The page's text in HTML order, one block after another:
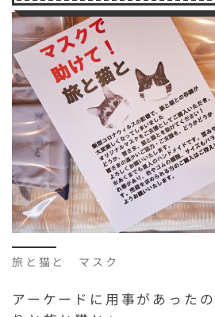
旅と猫と マスク
アーケードに用事があった